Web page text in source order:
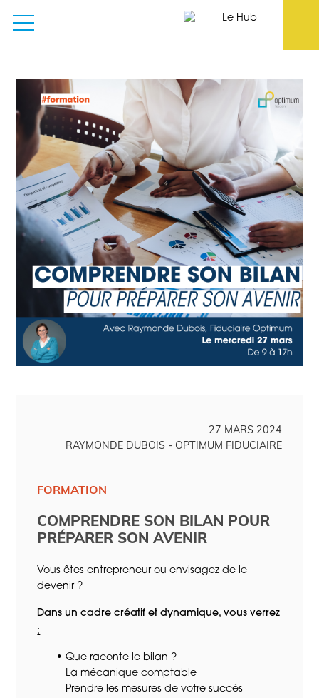
27 MARS 2024
RAYMONDE DUBOIS - OPTIMUM FIDUCIAIRE
FORMATION
COMPRENDRE SON BILAN POUR
PRÉPARER SON AVENIR
Vous êtes entrepreneur ou envisagez de le
devenir ?
Dans un cadre créatif et dynamique, vous verrez
:
Que raconte le bilan ?
La mécanique comptable
Prendre les mesures de votre succès –